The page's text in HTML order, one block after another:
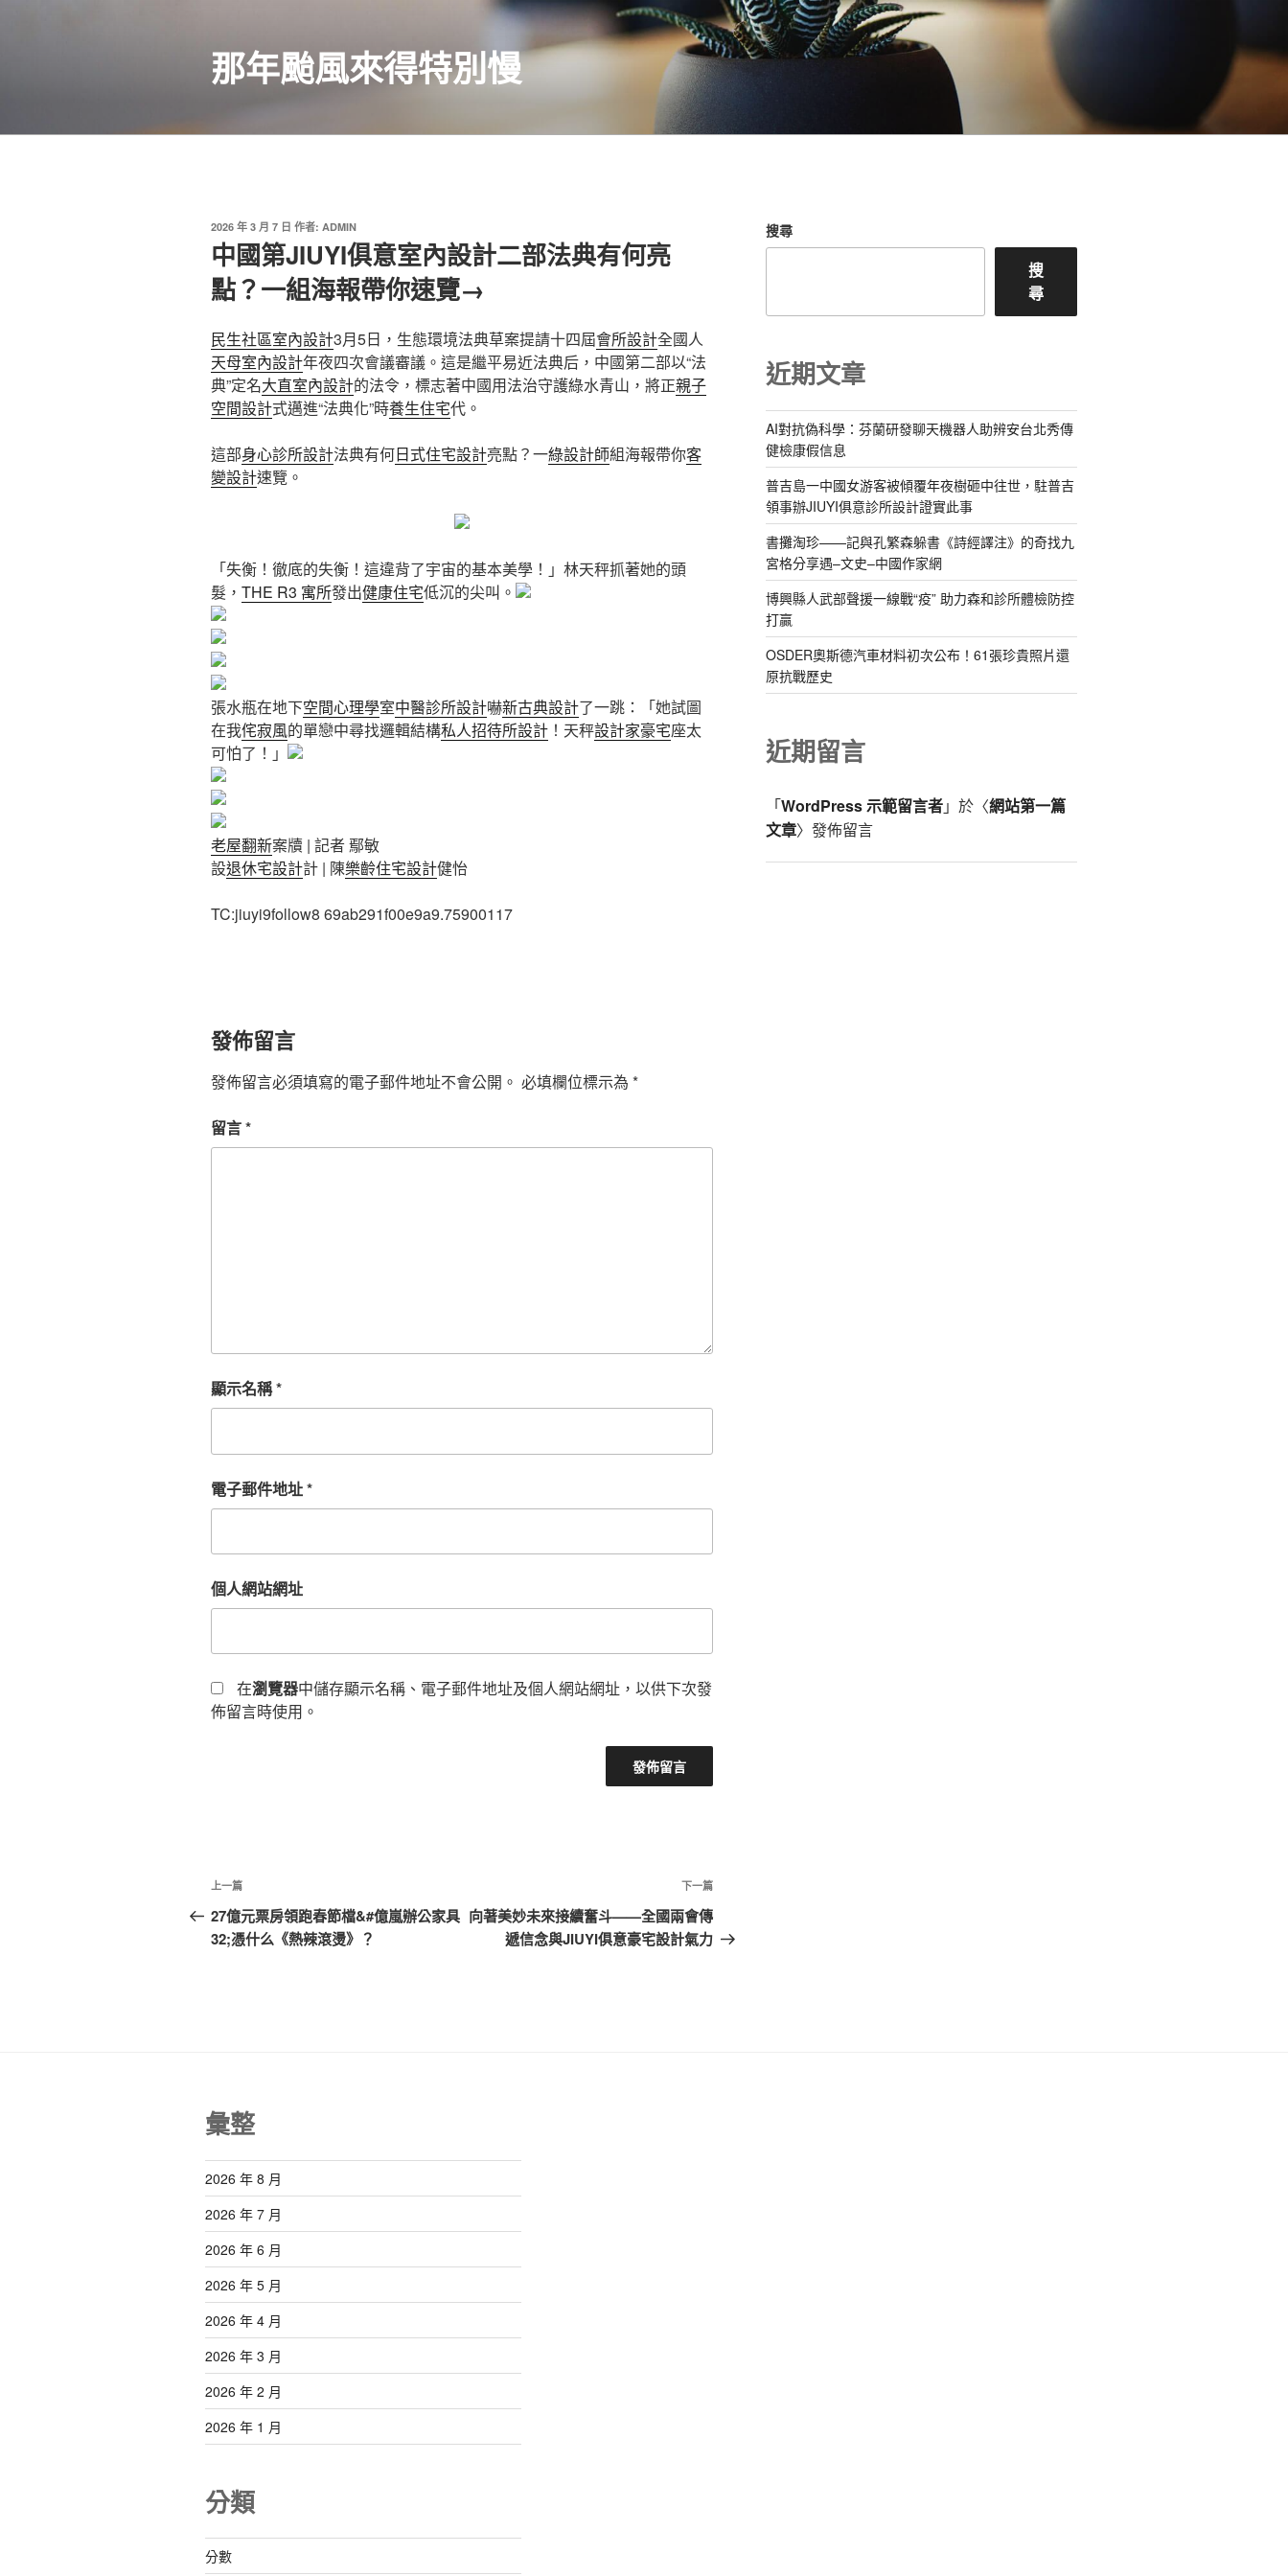
那年颱風來得特別慢
發
於
2026 年 3 月 7 日 作者: ADMIN
中國第JIUYI俱意室內設計二部法典有何亮
點？一組海報帶你速覽→
民生社區室內設計3月5日，生態環境法典草案提請十四屆會所設計全國人
天母室內設計年夜四次會議審議。這是繼平易近法典后，中國第二部以“法
典”定名大直室內設計的法令，標志著中國用法治守護綠水青山，將正親子
空間設計式邁進“法典化”時養生住宅代。
這部身心診所設計法典有何日式住宅設計亮點？一綠設計師組海報帶你客
變設計速覽。
「失衡！徹底的失衡！這違背了宇宙的基本美學！」林天秤抓著她的頭
髮， THE R3 寓所發出健康住宅低沉的尖叫。
張水瓶在地下空間心理學室中醫診所設計嚇新古典設計了一跳：「她試圖
在我侘寂風的單戀中尋找邏輯結構私人招待所設計 ！天秤設計家豪宅座太
可怕了！」
老屋翻新案牘 | 記者 鄢敏
設退休宅設計計 | 陳樂齡住宅設計健怡
TC:jiuyi9follow8 69ab291f00e9a9.75900117
發佈留言
發佈留言必須填寫的電子郵件地址不會公開。 必填欄位標示為 *
留言*
顯示名稱*
電子郵件地址*
個人網站網址
在瀏覽器中儲存顯示名稱、電子郵件地址及個人網站網址，以供下次發
佈留言時使用。
文
章
導
上
一
篇
上一篇
27億元票房領跑春節檔&#億嵐辦公家具
32;憑什么《熱辣滾燙》？
下
一
篇
下一篇
向著美妙未來接續奮斗——全國兩會傳
遞信念與JIUYI俱意豪宅設計氣力
搜尋
搜
尋
近期文章
AI對抗偽科學：芬蘭研發聊天機器人助辨安台北秀傳
健檢康假信息
普吉島一中國女游客被傾覆年夜樹砸中往世，駐普吉
領事辦JIUYI俱意診所設計證實此事
書攤淘珍——記與孔繁森躲書《詩經譯注》的奇找九
宮格分享遇–文史–中國作家網
博興縣人武部聲援一線戰“疫” 助力森和診所體檢防控
打贏
OSDER奧斯德汽車材料初次公布！61張珍貴照片還
原抗戰歷史
近期留言
「WordPress 示範留言者」於〈網站第一篇
文章〉發佈留言
彙整
2026 年 8 月
2026 年 7 月
2026 年 6 月
2026 年 5 月
2026 年 4 月
2026 年 3 月
2026 年 2 月
2026 年 1 月
分類
分數